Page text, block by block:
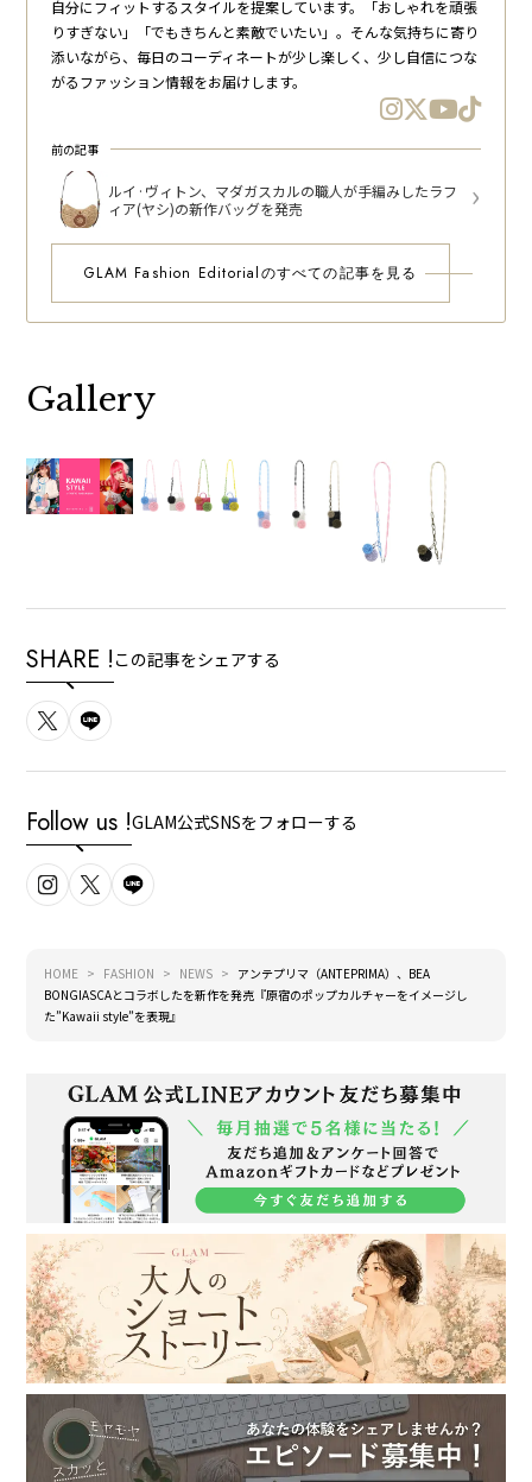
自分にフィットするスタイルを提案しています。「おしゃれを頑張
りすぎない」「でもきちんと素敵でいたい」。そんな気持ちに寄り
添いながら、毎日のコーディネートが少し楽しく、少し自信につな
がるファッション情報をお届けします。
前の記事
ルイ·ヴィトン、マダガスカルの職人が手編みしたラフ
ィア(ヤシ)の新作バッグを発売
GLAM Fashion Editorialのすべての記事を見る
Gallery
SHARE ! この記事をシェアする
Follow us !GLAM公式SNSをフォローする
HOME FASHION NEWS
アンテプリマ（ANTEPRIMA）、BEA
BONGIASCAとコラボしたを新作を発売『原宿のポップカルチャーをイメージし
た”Kawaii style”を表現』